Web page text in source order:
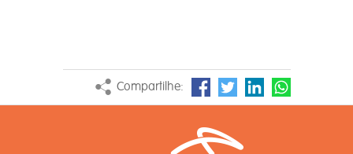
Compartilhe: